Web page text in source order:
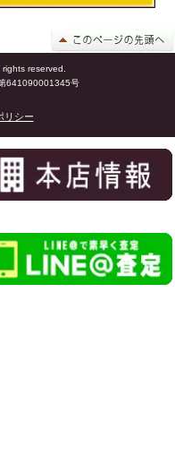
reserved.
641090001345号
リシー